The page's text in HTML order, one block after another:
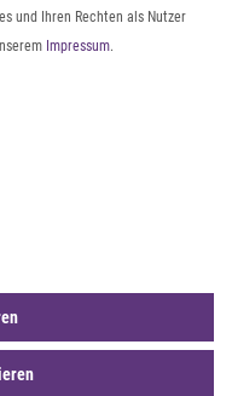
und Material-Guide
richtig organisieren
und Ihren Rechten als Nutzer
Impressum.
|